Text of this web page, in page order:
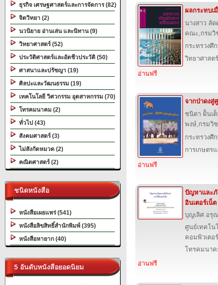
ธุรกิจ เศรษฐศาสตร์และการจัดการ (82)
จิตวิทยา (2)
นวนิยาย อ่านเล่น และนิทาน (9)
วิทยาศาสตร์ (52)
ประวัติศาสตร์และอัตชีวประวัติ (50)
ศาสนาและปรัชญา (19)
ศิลปะและวัฒนธรรม (19)
เทคโนโลยี วิศวกรรม อุตสาหกรรม (70)
โทรคมนาคม (2)
ทั่วไป (43)
สังคมศาสตร์ (3)
ไม่สังกัดหมวด (2)
คณิตศาสตร์ (2)
ชนิดหนังสือ
หนังสือเผยแพร่ (541)
หนังสือลิขสิทธิ์สำนักพิมพ์ (395)
หนังสือหายาก (40)
5 อันดับหนังสือยอดนิยม
ผลกระทบเ
นางสาว ลัด
คณะ,กรมวิ
กระทรวงศึ
วิทยาศาสตร์
อ่านฟรี
จากป่าดงสู่
ชนิดา ฝั้นเ
พงษ์,กรมวิ
กระทรวงศึ
การเกษตร
อ่านฟรี
ปัญหาและภั
อินเตอร์เน็ต
บุญเลิศ อรุ
ศูนย์เทคโน
คอมพิวเตอ
โทรคมนา
อ่านฟรี